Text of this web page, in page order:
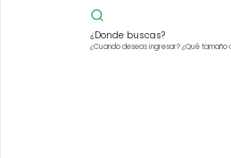
¿Donde buscas?
¿Cuando deseas ingresar?¿Qué tamaño